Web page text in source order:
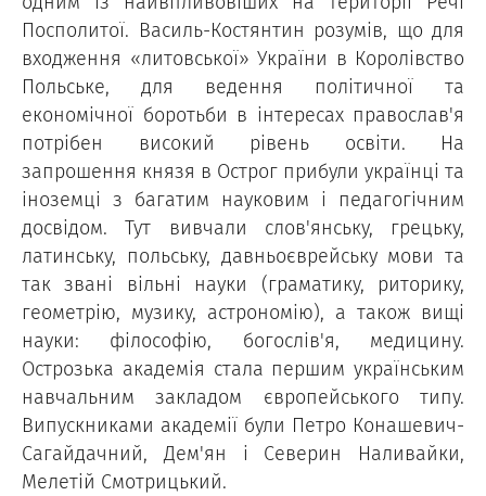
Посполитої. Василь-Костянтин розумів, що для
входження «литовської» України в Королівство
Польське, для ведення політичної та
економічної боротьби в інтересах православ'я
потрібен високий рівень освіти. На
запрошення князя в Острог прибули українці та
іноземці з багатим науковим і педагогічним
досвідом. Тут вивчали слов'янську, грецьку,
латинську, польську, давньоєврейську мови та
так звані вільні науки (граматику, риторику,
геометрію, музику, астрономію), а також вищі
науки: філософію, богослів'я, медицину.
Острозька академія стала першим українським
навчальним закладом європейського типу.
Випускниками академії були Петро Конашевич-
Сагайдачний, Дем'ян і Северин Наливайки,
Мелетій Смотрицький.